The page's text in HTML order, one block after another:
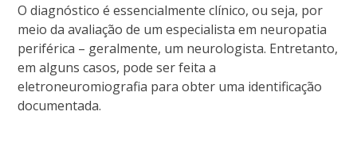
O diagnóstico é essencialmente clínico, ou seja, por
meio da avaliação de um especialista em neuropatia
periférica – geralmente, um neurologista. Entretanto,
em alguns casos, pode ser feita a
eletroneuromiografia para obter uma identificação
documentada.